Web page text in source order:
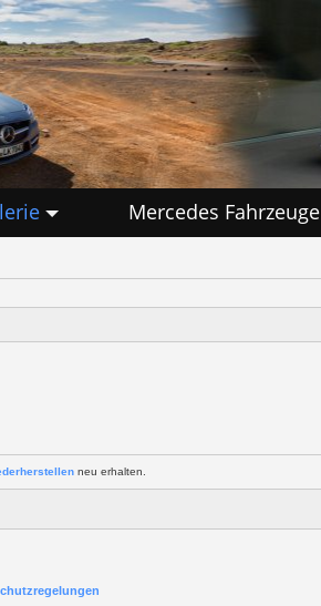
Mercedes Fahrzeuge
neu erhalten.